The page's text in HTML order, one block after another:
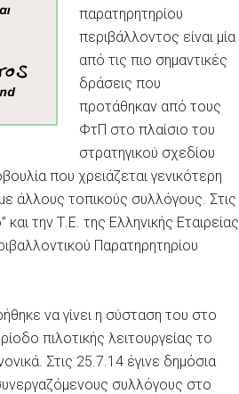
παρατηρητηρίου
περιβάλλοντος είναι μία
από τις πιο σημαντικές
δράσεις που
προτάθηκαν από τους
ΦτΠ στο πλαίσιο του
στρατηγικού σχεδίου
που χρειάζεται γενικότερη
άλλους τοπικούς συλλόγους. Στις
την Τ.Ε. της Ελληνικής Εταιρείας
Παρατηρητηρίου
να γίνει η σύσταση του στο
πιλοτικής λειτουργείας το
Στις 25.7.14 έγινε δημόσια
συλλόγους στο